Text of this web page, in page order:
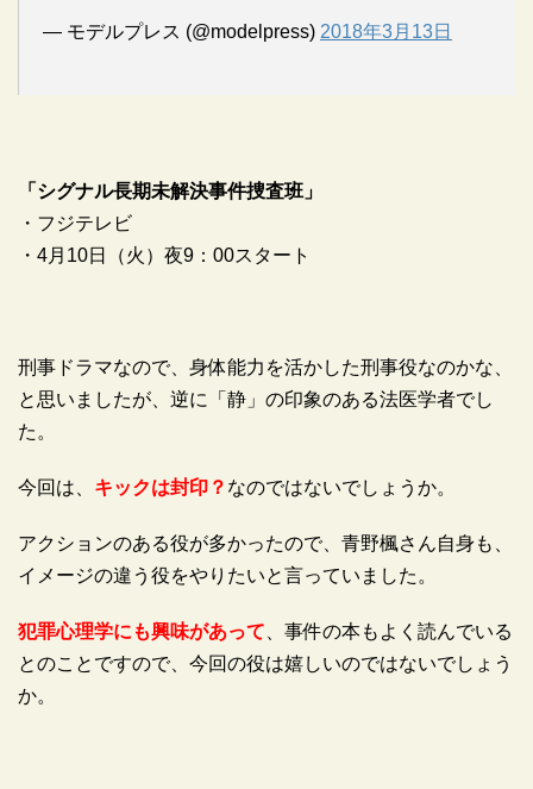
— モデルプレス (@modelpress) 2018年3月13日
「シグナル長期未解決事件捜査班」
・フジテレビ
・4月10日（火）夜9：00スタート
刑事ドラマなので、身体能力を活かした刑事役なのかな、
と思いましたが、逆に「静」の印象のある法医学者でし
た。
今回は、 キックは封印？ なのではないでしょうか。
アクションのある役が多かったので、青野楓さん自身も、
イメージの違う役をやりたいと言っていました。
犯罪心理学にも興味があって 、事件の本もよく読んでいる
とのことですので、今回の役は嬉しいのではないでしょう
か。